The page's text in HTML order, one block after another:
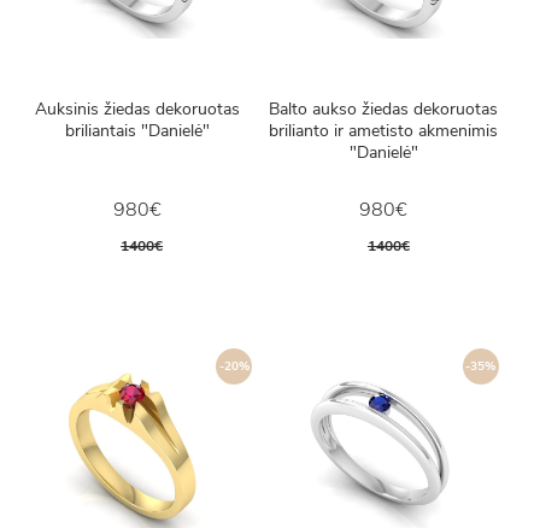
Auksinis žiedas dekoruotas
briliantais "Danielė"
980€
1400€
Balto aukso žiedas dekoruotas
brilianto ir ametisto akmenimis
"Danielė"
980€
1400€
-20% -35%